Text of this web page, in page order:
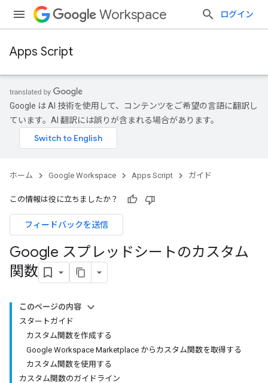
Workspace ログイン
Apps Script
Google は AI 技術を使用して、コンテンツをご希望の言語に翻訳し
ています。AI 翻訳には誤りが含まれる場合があります。
ホーム Google Workspace Apps Script ガイド
この情報は役に立ちましたか？
フィードバックを送信
Google スプレッドシートのカスタム
関数
このページの内容
スタートガイド
カスタム関数を作成する
Google Workspace Marketplace からカスタム関数を取得する
カスタム関数を使用する
カスタム関数のガイドライン